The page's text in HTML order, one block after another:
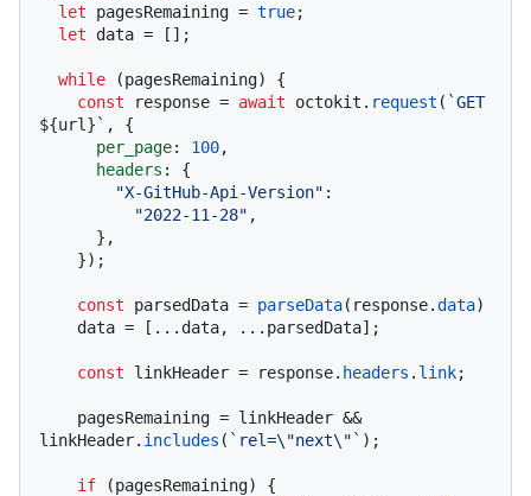
let pagesRemaining = true;
let data = [];
while (pagesRemaining) {
const response = await octokit. request (
`GET
${url} ` , {
per_page: 100,
headers : {
"X-GitHub-Api-Version" :
"2022-11-28" ,
const parsedData = parseData(response.data)
const linkHeader = response. headers . link;
linkHeader. includes ( `rel=\"next\"` );
if (pagesRemaining) {